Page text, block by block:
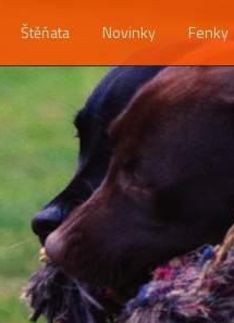
Štěňata Novinky Fenky